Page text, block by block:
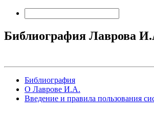
Библиография Лаврова
Библиография
О Лаврове И.А.
Введение и правила пользования